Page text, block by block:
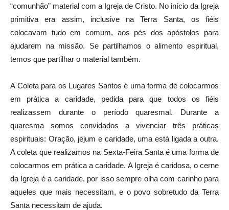
“comunhão” material com a Igreja de Cristo. No início da Igreja
primitiva era assim, inclusive na Terra Santa, os fiéis
colocavam tudo em comum, aos pés dos apóstolos para
ajudarem na missão. Se partilhamos o alimento espiritual,
temos que partilhar o material também.
A Coleta para os Lugares Santos é uma forma de colocarmos
em prática a caridade, pedida para que todos os fiéis
realizassem durante o período quaresmal. Durante a
quaresma somos convidados a vivenciar três práticas
espirituais: Oração, jejum e caridade, uma está ligada a outra.
A coleta que realizamos na Sexta-Feira Santa é uma forma de
colocarmos em prática a caridade. A Igreja é caridosa, o cerne
da Igreja é a caridade, por isso sempre olha com carinho para
aqueles que mais necessitam, e o povo sobretudo da Terra
Santa necessitam de ajuda.